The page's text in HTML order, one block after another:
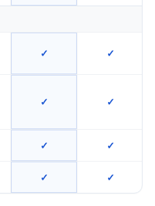
✓ ✓
✓ ✓
✓ ✓
✓ ✓